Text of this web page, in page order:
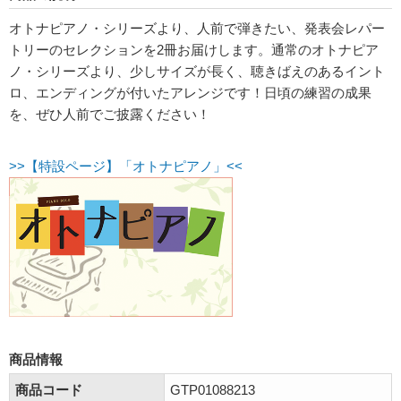
オトナピアノ・シリーズより、人前で弾きたい、発表会レパー
トリーのセレクションを2冊お届けします。通常のオトナピア
ノ・シリーズより、少しサイズが長く、聴きばえのあるイント
ロ、エンディングが付いたアレンジです！日頃の練習の成果
を、ぜひ人前でご披露ください！
>>【特設ページ】「オトナピアノ」<<
商品情報
商品コード
GTP01088213